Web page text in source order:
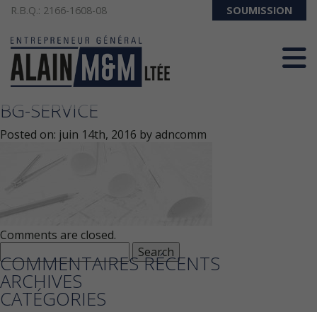
R.B.Q.: 2166-1608-08 418-286-3357
SOUMISSION
BG-SERVICE
Posted on: juin 14th, 2016 by adncomm
Comments are closed.
for:
COMMENTAIRES RÉCENTS
ARCHIVES
CATÉGORIES